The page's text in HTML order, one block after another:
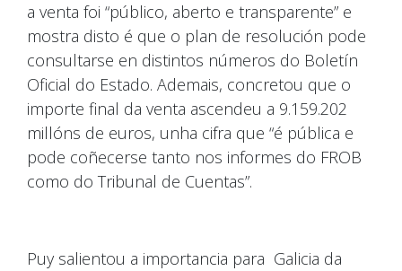
a venta foi “público, aberto e transparente” e
mostra disto é que o plan de resolución pode
consultarse en distintos números do Boletín
Oficial do Estado. Ademais, concretou que o
importe final da venta ascendeu a 9.159.202
millóns de euros, unha cifra que “é pública e
pode coñecerse tanto nos informes do FROB
como do Tribunal de Cuentas”.
Puy salientou a importancia para Galicia da